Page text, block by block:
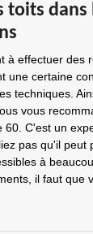
toits dans
à effectuer des
une certaine
techniques.
vous
60. C'est un
pas qu'il peut
à
il faut que